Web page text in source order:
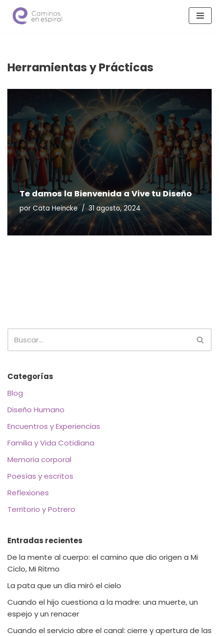
Saltar
Herramientas y Prácticas
Te damos la Bienvenida a Vive tu Diseño
porCata Heincke 31 agosto, 2024
Categorías
Blog
Diseño Humano
Encuentros y Experiencias
Familia y Vida Cotidiana
Memoria corporal
Poesías y escritos
Reflexiones
Territorio y Potrero
Entradas recientes
De la mente al cuerpo: el camino que dio origen a Mi
Ciclo, Mi Ritmo
La pata que un día miró el cielo
Cuando el hijo cuestiona a la madre: una muerte, un
espejo y un renacer
Cuando el servicio abre el canal: cierre y apertura de las